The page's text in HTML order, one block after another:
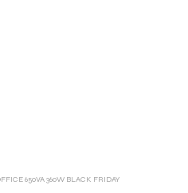
650VA 360W BLACK FRIDAY